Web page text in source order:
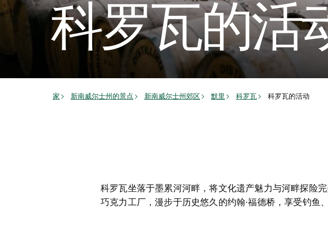
科罗瓦的活
家 新南威尔士州的景点 新南威尔士州郊区 默里 科罗瓦 科罗瓦的活动
科罗瓦坐落于墨累河河畔，将文化遗产魅力与河畔探险
巧克力工厂，漫步于历史悠久的约翰·福德桥，享受钓鱼